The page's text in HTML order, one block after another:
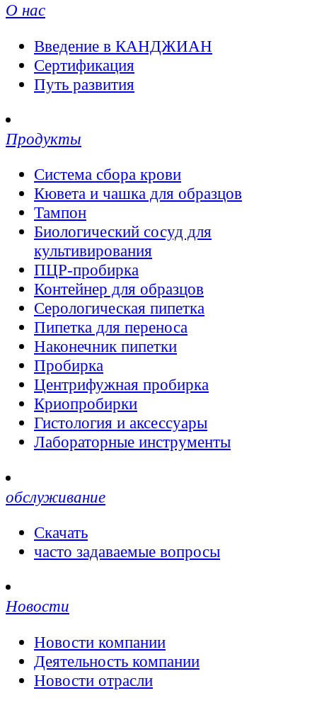
О нас
Введение в КАНДЖИАН
Сертификация
Путь развития
Продукты
Система сбора крови
Кювета и чашка для образцов
Тампон
Биологический сосуд для
культивирования
ПЦР-пробирка
Контейнер для образцов
Серологическая пипетка
Пипетка для переноса
Наконечник пипетки
Пробирка
Центрифужная пробирка
Криопробирки
Гистология и аксессуары
Лабораторные инструменты
обслуживание
Скачать
часто задаваемые вопросы
Новости
Новости компании
Деятельность компании
Новости отрасли